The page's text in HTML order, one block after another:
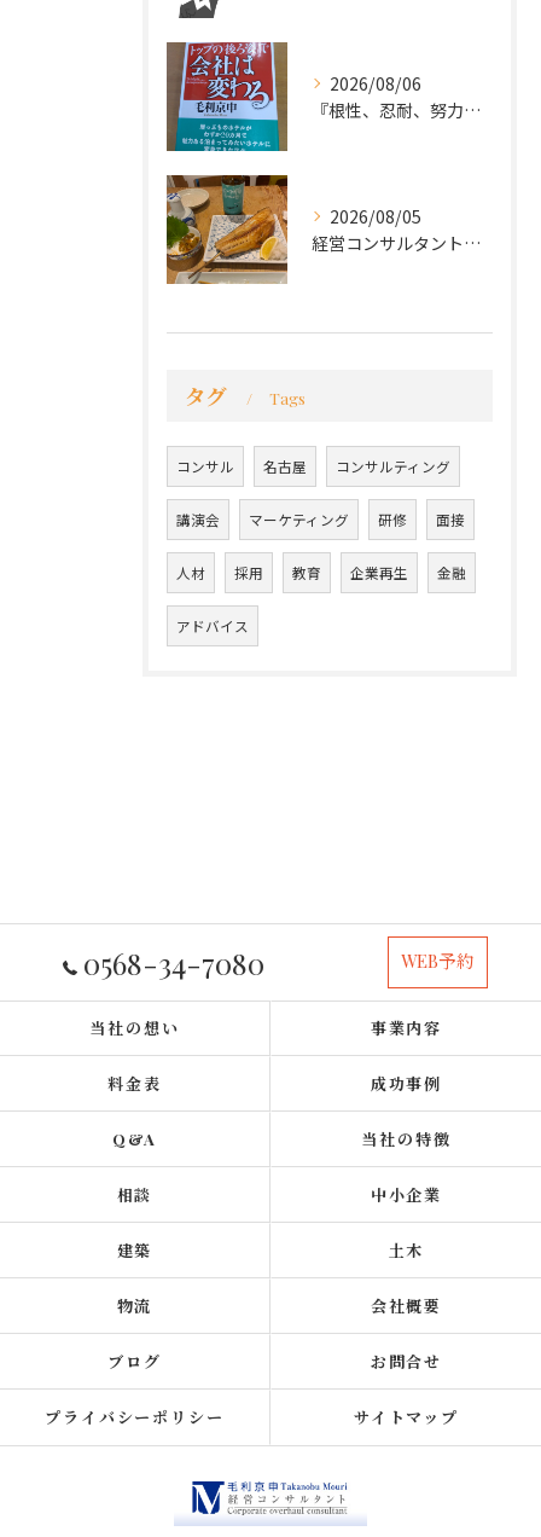
2026/08/06
『根性、忍耐、努力という言葉は死語なのか』
2026/08/05
経営コンサルタントのモーちゃん・毛利京申です。
タグ Tags
コンサル 名古屋 コンサルティング
講演会 マーケティング 研修 面接
人材 採用 教育 企業再生 金融
アドバイス
0568-34-7080 WEB予約
当社の想い 事業内容
料金表 成功事例
Q&A 当社の特徴
相談 中小企業
建築 土木
物流 会社概要
ブログ お問合せ
プライバシーポリシー サイトマップ